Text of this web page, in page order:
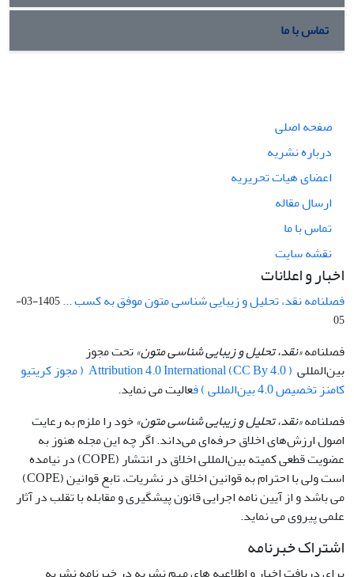
تماس با ما
صفحه اصلی
درباره نشریه
اعضای هیات تحریریه
ارسال مقاله
تماس با ما
نقشه سایت
اخبار و اعلانات
فصلنامه نقد، تحلیل و زیبایی شناسی متون موفق به کسب ...
1405-03-
05
فصلنامه«نقد، تحلیل و زیبایی شناسی متون»تحت مجوز
بین‌المللی
Attribution 4.0 International (CC By 4.0 ) ( مجوز کریتیو
کامنز تخصیص 4.0 بین‌المللی ) ف
عالیت می نماید.
فصلنامه«نقد، تحلیل و زیبایی شناسی متون»خود را ملزم به رعایت
اصول ارزش‌های اخلاق حرفه‌ای می‌داند. اگر چه این مجله هنوز به
عضویت قطعی کمیته بین‌المللی اخلاق در انتشار (COPE) در نیامده
است ولی با احترام به قوانین اخلاق در نشریات، تابع قوانین (COPE)
می باشد و از آیین نامه اجرایی قانون پیشگیری و مقابله با تقلب در آثار
علمی پیروی می نماید.
اشتراک خبرنامه